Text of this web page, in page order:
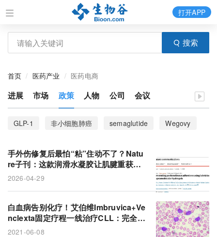
搜索
打开APP
首页 医药产业 医药电商
进展 市场 政策 人物 公司 会议
GLP-1 非小细胞肺癌 semaglutide
Wegovy
类风湿性关节炎
KRAS
KRASG12C抑制剂
NSCLC
CAR-T
急性淋巴细胞白血病
吉利德
brexucabtagene autoleucel
ALL
手外伤修复后最怕“粘”住动不了？Natu
re子刊：这款润滑水凝胶让肌腱重获自
由
2026-04-29
白血病告别化疗！艾伯维Imbruvica+Ve
nclexta固定疗程一线治疗CLL：完全缓
解率56%！
2021-06-08